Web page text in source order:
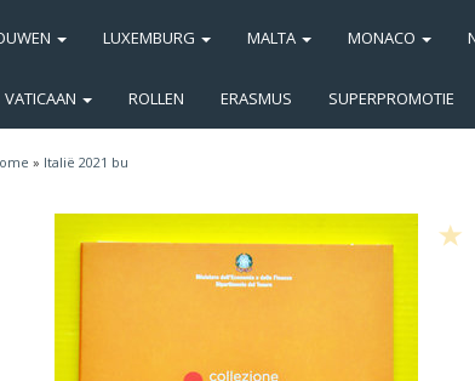
LUXEMBURG MALTA MONACO
VATICAAN ROLLEN ERASMUS SUPERPROMOTIE
» Italië 2021 bu